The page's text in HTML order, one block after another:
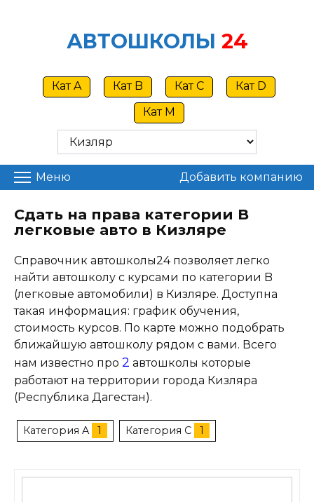
АВТОШКОЛЫ 24
Кат A Кат B Кат C
Кат D
Кат M
Меню Добавить компанию
Сдать на права категории B
легковые авто в Кизляре
Справочник автошколы24 позволяет легко
найти автошколу с курсами по категории B
(легковые автомобили) в Кизляре. Доступна
такая информация: график обучения,
стоимость курсов. По карте можно подобрать
ближайшую автошколу рядом с вами. Всего
нам известно про 2 автошколы которые
работают на территории города Кизляра
(Республика Дагестан).
Категория A 1 Категория C 1